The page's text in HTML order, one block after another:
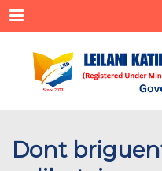
Menu
Dont